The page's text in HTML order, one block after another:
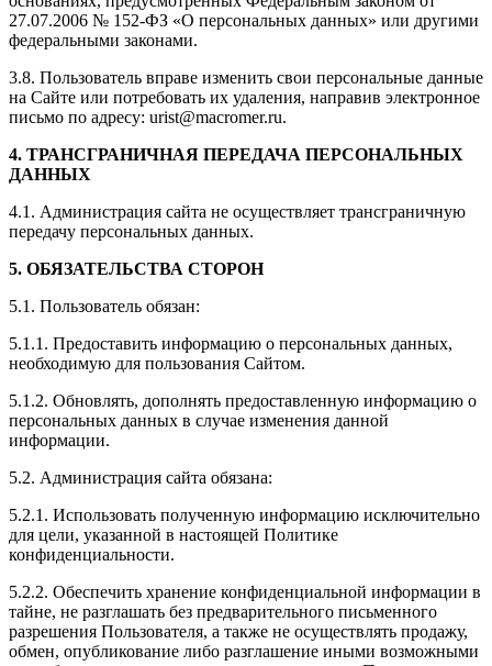
27.07.2006 № 152-ФЗ «О персональных данных» или другими
федеральными законами.
3.8. Пользователь вправе изменить свои персональные данные
на Сайте или потребовать их удаления, направив электронное
письмо по адресу: urist@macromer.ru.
4. ТРАНСГРАНИЧНАЯ ПЕРЕДАЧА ПЕРСОНАЛЬНЫХ
ДАННЫХ
4.1. Администрация сайта не осуществляет трансграничную
передачу персональных данных.
5. ОБЯЗАТЕЛЬСТВА СТОРОН
5.1. Пользователь обязан:
5.1.1. Предоставить информацию о персональных данных,
необходимую для пользования Сайтом.
5.1.2. Обновлять, дополнять предоставленную информацию о
персональных данных в случае изменения данной
информации.
5.2. Администрация сайта обязана:
5.2.1. Использовать полученную информацию исключительно
для цели, указанной в настоящей Политике
конфиденциальности.
5.2.2. Обеспечить хранение конфиденциальной информации в
тайне, не разглашать без предварительного письменного
разрешения Пользователя, а также не осуществлять продажу,
обмен, опубликование либо разглашение иными возможными